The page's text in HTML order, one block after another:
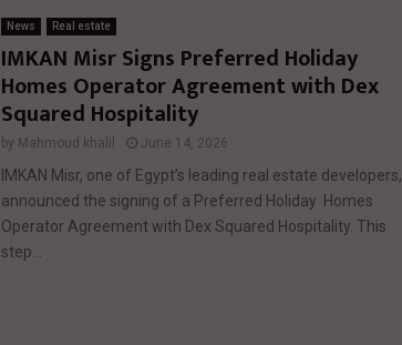
News Real estate
IMKAN Misr Signs Preferred Holiday
Homes Operator Agreement with Dex
Squared Hospitality
by Mahmoud khalil June 14, 2026
IMKAN Misr, one of Egypt’s leading real estate developers,
announced the signing of a Preferred Holiday Homes
Operator Agreement with Dex Squared Hospitality. This
step...